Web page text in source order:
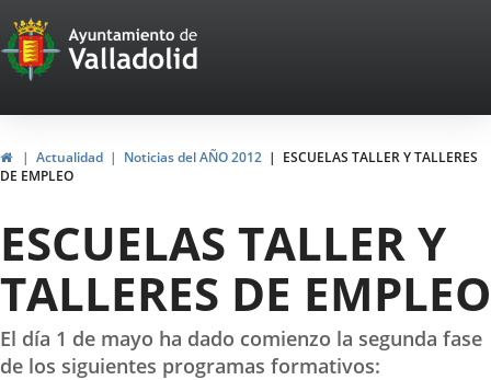
Portal
Web
del
Ayuntamiento
de
Valladolid
InicioActualidad Noticias del AÑO 2012
ESCUELAS TALLER Y TALLERES
DE EMPLEO
ESCUELAS TALLER Y
TALLERES DE EMPLEO
El día 1 de mayo ha dado comienzo la segunda fase
de los siguientes programas formativos: